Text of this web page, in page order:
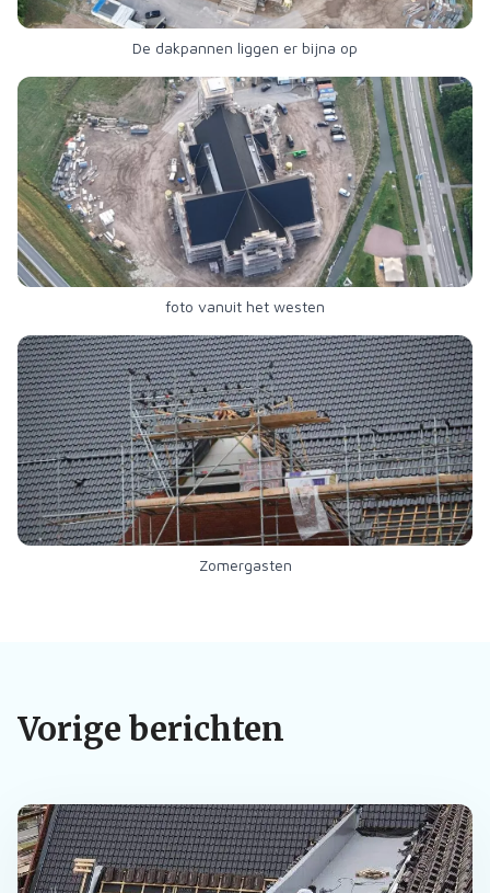
De dakpannen liggen er bijna op
foto vanuit het westen
Zomergasten
Vorige berichten